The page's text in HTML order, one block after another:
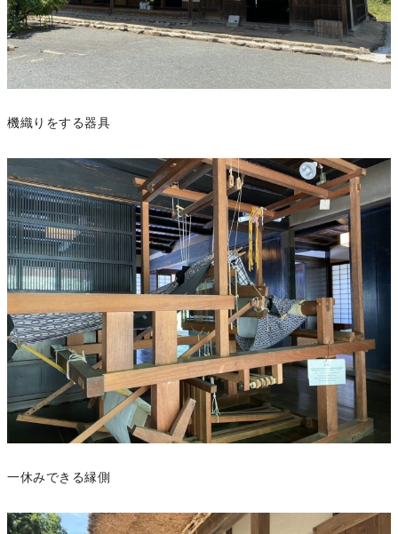
機織りをする器具
一休みできる縁側